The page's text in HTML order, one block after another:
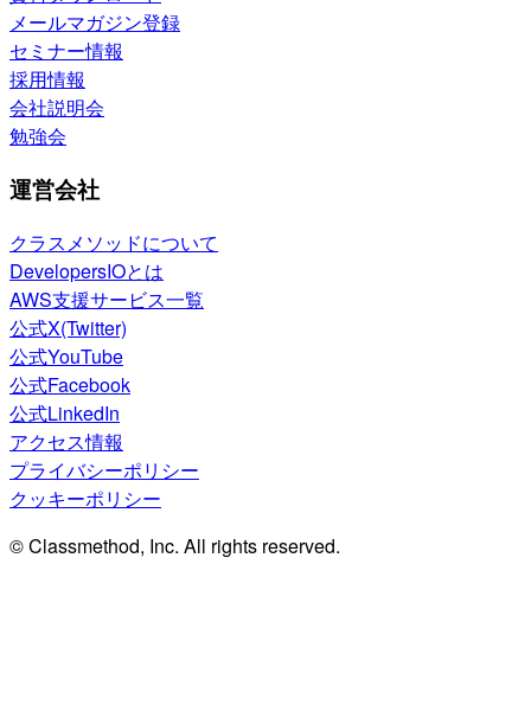
メールマガジン登録
セミナー情報
採用情報
会社説明会
勉強会
運営会社
クラスメソッドについて
DevelopersIOとは
AWS支援サービス一覧
公式X(Twitter)
公式YouTube
公式Facebook
公式LinkedIn
アクセス情報
プライバシーポリシー
クッキーポリシー
© Classmethod, Inc. All rights reserved.